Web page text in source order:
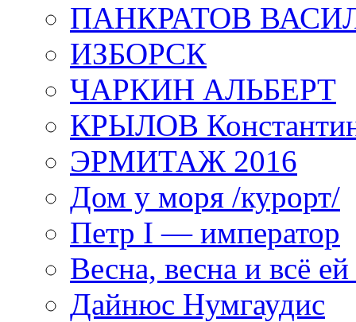
ПАНКРАТОВ
ИЗБОРСК
ЧАРКИН АЛЬБЕРТ
КРЫЛОВ
ЭРМИТАЖ 2016
Дом у моря /курорт/
Петр I — император
Весна, весна и всё
Дайнюс Нумгаудис